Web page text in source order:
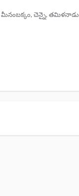
మీనంబక్కం, చెన్నై, తమిళనాడు